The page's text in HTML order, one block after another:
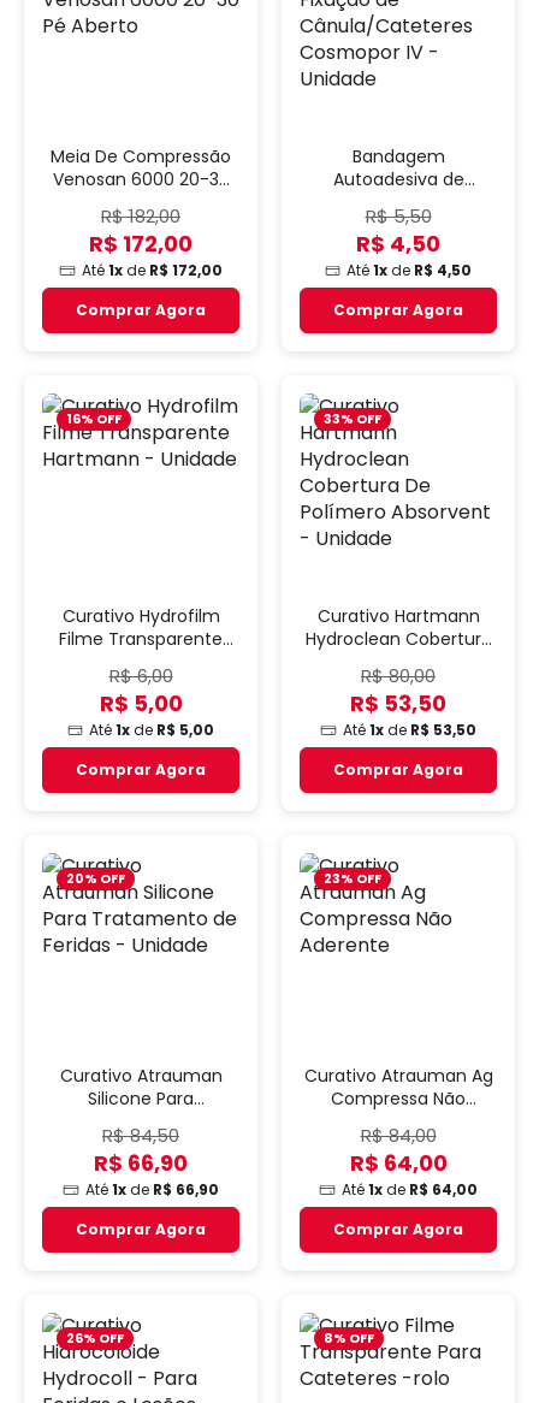
Meia De Compressão
Venosan 6000 20-30
Pé Aberto
R$ 182,00
R$ 172,00
Até1xde R$ 172,00
Comprar Agora
Bandagem
Autoadesiva de
Fixação de
Cânula/Cateteres
Cosmopor IV - Unidade
R$ 5,50
R$ 4,50
Até1xde R$ 4,50
Comprar Agora
16% OFF
Curativo Hydrofilm
Filme Transparente
Hartmann - Unidade
R$ 6,00
R$ 5,00
Até1xde R$ 5,00
Comprar Agora
33% OFF
Curativo Hartmann
Hydroclean Cobertura
De Polímero Absorvent
- Unidade
R$ 80,00
R$ 53,50
Até1xde R$ 53,50
Comprar Agora
20% OFF
Curativo Atrauman
Silicone Para
Tratamento de Feridas
- Unidade
R$ 84,50
R$ 66,90
Até1xde R$ 66,90
Comprar Agora
23% OFF
Curativo Atrauman Ag
Compressa Não
Aderente
R$ 84,00
R$ 64,00
Até1xde R$ 64,00
Comprar Agora
26% OFF 8% OFF